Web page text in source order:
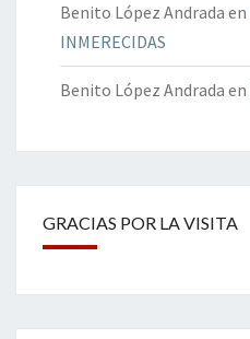
Benito López Andrada en
INMERECIDAS
Benito López Andrada en
GRACIAS POR LA VISITA